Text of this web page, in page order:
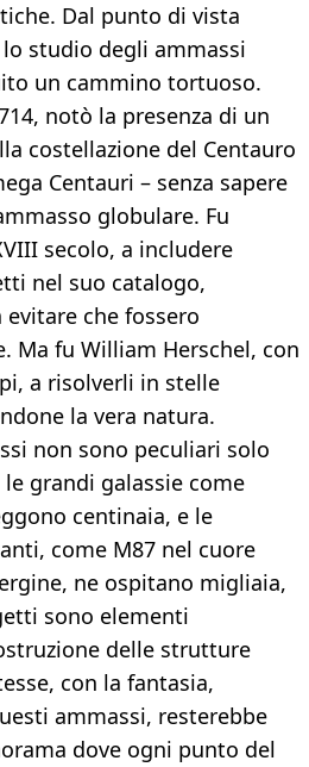
Dal punto di vista
studio degli ammassi
un cammino tortuoso.
notò la presenza di un
costellazione del Centauro
Centauri – senza sapere
globulare. Fu
secolo, a includere
nel suo catalogo,
evitare che fossero
Ma fu William Herschel, con
a risolverli in stelle
la vera natura.
non sono peculiari solo
grandi galassie come
centinaia, e le
come M87 nel cuore
ne ospitano migliaia,
sono elementi
delle strutture
con la fantasia,
ammassi, resterebbe
dove ogni punto del